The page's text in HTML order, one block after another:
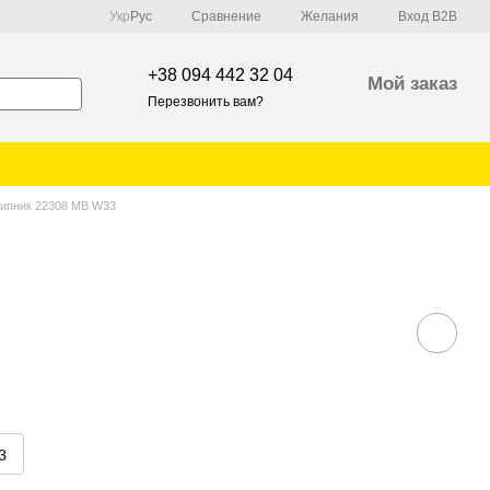
Укр Рус Сравнение Желания Вход B2B
+38 094 442 32 04
Перезвонить вам?
Мой заказ
22308 MB W33